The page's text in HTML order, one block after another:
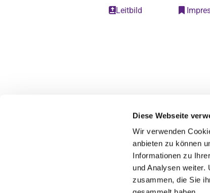
Diese Webseite
Wir verwenden
anbieten zu können
Informationen zu
und Analysen weiter.
zusammen, die Sie
Leitbild 